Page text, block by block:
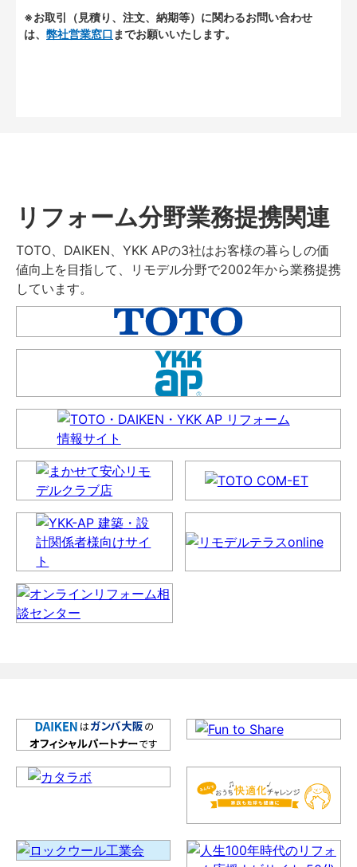
※お取引（見積り、注文、納期等）に関わるお問い合わせ
は、 弊社営業窓口 までお願いいたします。
リフォーム分野業務提携関連
TOTO、DAIKEN、YKK APの3社はお客様の暮らしの価
値向上を目指して、リモデル分野で2002年から業務提携
しています。